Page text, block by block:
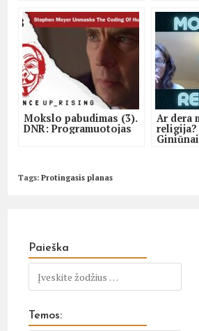
Mokslo pabudimas (3).
DNR: Programuotojas
Ar dera
religija?
Tags:Protingasis planas
Paieška
Temos: